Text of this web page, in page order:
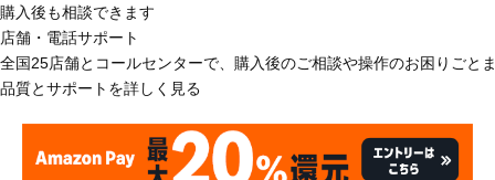
購入後も相談できます
店舗・電話サポート
全国25店舗とコールセンターで、購入後のご相談や操作のお困りごと
品質とサポートを詳しく見る